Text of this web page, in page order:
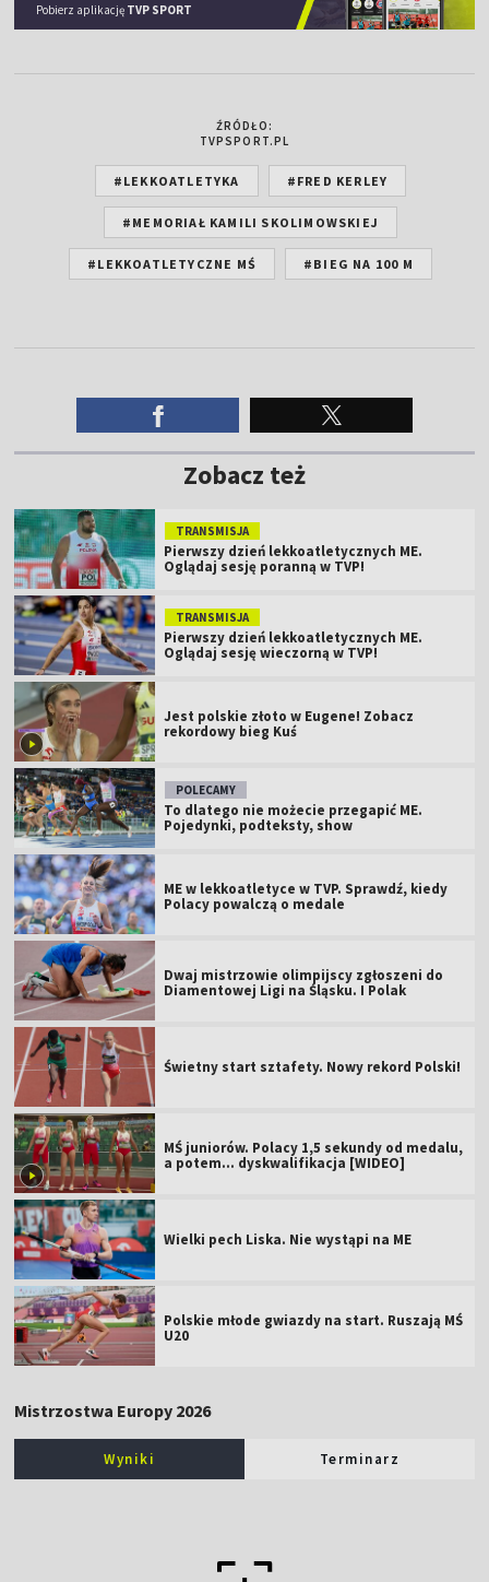
Pobierz aplikację TVP SPORT
ŹRÓDŁO:
TVPSPORT.PL
#LEKKOATLETYKA #FRED KERLEY
#MEMORIAŁ KAMILI SKOLIMOWSKIEJ
#LEKKOATLETYCZNE MŚ #BIEG NA 100 M
Zobacz też
TRANSMISJA
Pierwszy dzień lekkoatletycznych ME.
Oglądaj sesję poranną w TVP!
TRANSMISJA
Pierwszy dzień lekkoatletycznych ME.
Oglądaj sesję wieczorną w TVP!
Jest polskie złoto w Eugene! Zobacz
rekordowy bieg Kuś
POLECAMY
To dlatego nie możecie przegapić ME.
Pojedynki, podteksty, show
ME w lekkoatletyce w TVP. Sprawdź, kiedy
Polacy powalczą o medale
Dwaj mistrzowie olimpijscy zgłoszeni do
Diamentowej Ligi na Śląsku. I Polak
Świetny start sztafety. Nowy rekord Polski!
MŚ juniorów. Polacy 1,5 sekundy od medalu,
a potem... dyskwalifikacja [WIDEO]
Wielki pech Liska. Nie wystąpi na ME
Polskie młode gwiazdy na start. Ruszają MŚ
U20
Mistrzostwa Europy 2026
Wyniki Terminarz